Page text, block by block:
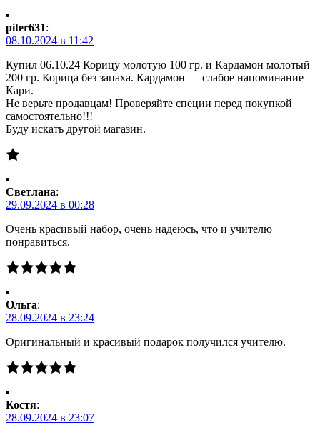
piter631:
08.10.2024 в 11:42
Купил 06.10.24 Корицу молотую 100 гр. и Кардамон молотый
200 гр. Корица без запаха. Кардамон — слабое напоминание
Кари.
Не верьте продавцам! Проверяйте специи перед покупкой
самостоятельно!!!
Буду искать другой магазин.
Светлана:
29.09.2024 в 00:28
Очень красивый набор, очень надеюсь, что и учителю
понравиться.
Ольга:
28.09.2024 в 23:24
Оригинальный и красивый подарок получился учителю.
Костя:
28.09.2024 в 23:07